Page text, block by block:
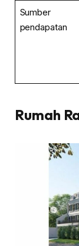
Sumber
pendapatan
Rumah